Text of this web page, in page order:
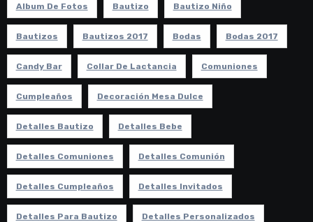
Album De Fotos Bautizo Bautizo Niño
Bautizos Bautizos 2017 Bodas Bodas 2017
Candy Bar Collar De Lactancia Comuniones
Cumpleaños Decoración Mesa Dulce
Detalles Bautizo Detalles Bebe
Detalles Comuniones Detalles Comunión
Detalles Cumpleaños Detalles Invitados
Detalles Para Bautizo Detalles Personalizados